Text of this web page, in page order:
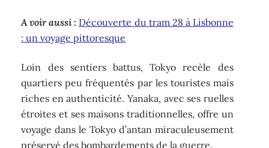
A voir aussi : Découverte du tram 28 à Lisbonne
: un voyage pittoresque
Loin des sentiers battus, Tokyo recèle des
quartiers peu fréquentés par les touristes mais
riches en authenticité. Yanaka, avec ses ruelles
étroites et ses maisons traditionnelles, offre un
voyage dans le Tokyo d’antan miraculeusement
préservé des bombardements de la guerre.